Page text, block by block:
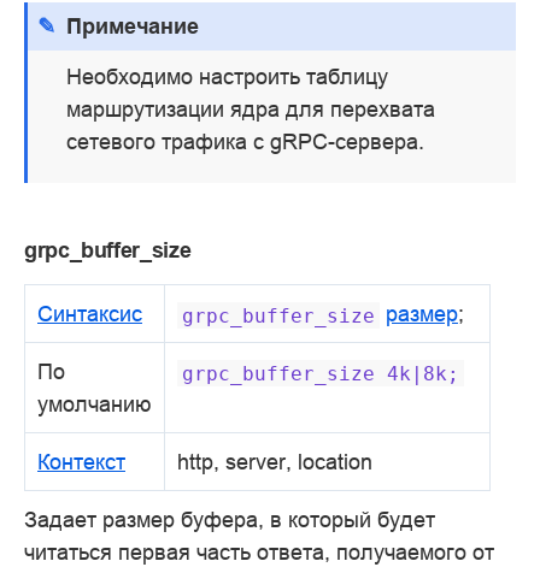
Примечание
Необходимо настроить таблицу
маршрутизации ядра для перехвата
сетевого трафика с gRPC-сервера.
grpc_buffer_size
Синтаксис grpc_buffer_size размер;
По
умолчанию
grpc_buffer_size 4k|8k;
Контекст http, server, location
Задает размер буфера, в который будет
читаться первая часть ответа, получаемого от